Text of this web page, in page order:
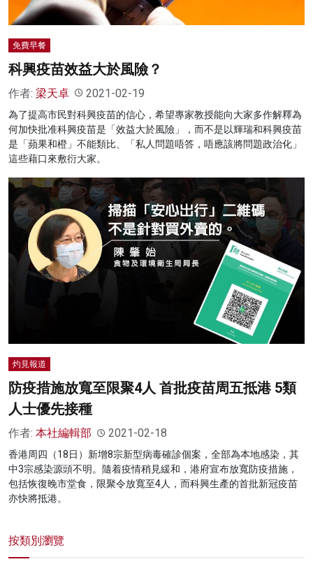
免費早餐
科興疫苗效益大於風險？
作者: 梁天卓 2021-02-19
為了提高市民對科興疫苗的信心，希望專家教授能向大家多作解釋為
何加快批准科興疫苗是「效益大於風險」，而不是以輝瑞和科興疫苗
是「蘋果和橙」不能類比、「私人問題唔答，唔應該將問題政治化」
這些藉口來敷衍大家。
灼見報道
防疫措施放寬至限聚4人 首批疫苗周五抵港 5類
人士優先接種
作者: 本社編輯部 2021-02-18
香港周四（18日）新增8宗新型病毒確診個案，全部為本地感染，其
中3宗感染源頭不明。隨着疫情稍見緩和，港府宣布放寬防疫措施，
包括恢復晚市堂食，限聚令放寬至4人，而科興生產的首批新冠疫苗
亦快將抵港。
按類別瀏覽